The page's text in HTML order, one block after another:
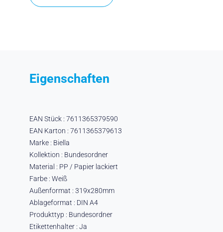
Eigenschaften
EAN Stück : 7611365379590
EAN Karton : 7611365379613
Marke : Biella
Kollektion : Bundesordner
Material : PP / Papier lackiert
Farbe : Weiß
Außenformat : 319x280mm
Ablageformat : DIN A4
Produkttyp : Bundesordner
Etikettenhalter : Ja